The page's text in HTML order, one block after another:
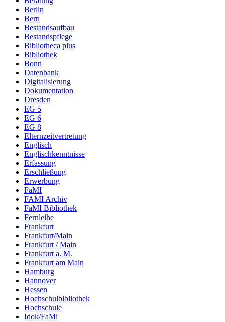
Berlin
Bern
Bestandsaufbau
Bestandspflege
Bibliotheca plus
Bibliothek
Bonn
Datenbank
Digitalisierung
Dokumentation
Dresden
EG 5
EG 6
EG 8
Elternzeitvertretung
Englisch
Englischkenntnisse
Erfassung
Erschließung
Erwerbung
FaMI
FAMI Archiv
FaMI Bibliothek
Fernleihe
Frankfurt
Frankfurt/Main
Frankfurt / Main
Frankfurt a. M.
Frankfurt am Main
Hamburg
Hannover
Hessen
Hochschulbibliothek
Hochschule
Idok/FaMi